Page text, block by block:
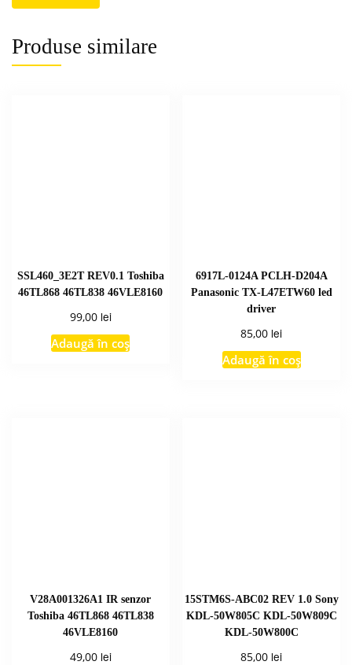
Produse similare
SSL460_3E2T REV0.1 Toshiba
46TL868 46TL838 46VLE8160
99,00 lei
Adaugă în coș
6917L-0124A PCLH-D204A
Panasonic TX-L47ETW60 led
driver
85,00 lei
Adaugă în coș
V28A001326A1 IR senzor
Toshiba 46TL868 46TL838
46VLE8160
49,00 lei
15STM6S-ABC02 REV 1.0 Sony
KDL-50W805C KDL-50W809C
KDL-50W800C
85,00 lei